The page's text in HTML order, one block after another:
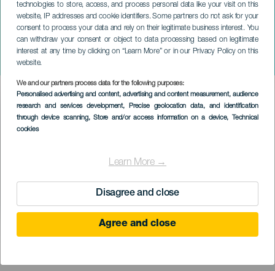
technologies to store, access, and process personal data like your visit on this
website, IP addresses and cookie identifiers. Some partners do not ask for your
consent to process your data and rely on their legitimate business interest. You
can withdraw your consent or object to data processing based on legitimate
interest at any time by clicking on “Learn More” or in our Privacy Policy on this
website.
We and our partners process data for the following purposes:
Personalised advertising and content, advertising and content measurement, audience
research and services development, Precise geolocation data, and identification
through device scanning, Store and/or access information on a device, Technical
cookies
Learn More →
Disagree and close
Agree and close
Madarak a dróton koncerten
TENERIFE
Imagen
Listado